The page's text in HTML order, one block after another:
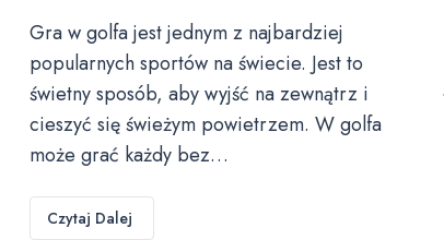
Gra w golfa jest jednym z najbardziej
popularnych sportów na świecie. Jest to
świetny sposób, aby wyjść na zewnątrz i
cieszyć się świeżym powietrzem. W golfa
może grać każdy bez…
Czytaj Dalej